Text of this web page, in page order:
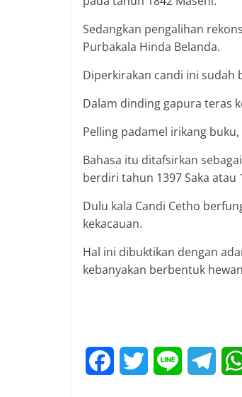
Sedangkan pengalihan
Purbakala Hinda Belanda.
Diperkirakan candi ini sudah
Dalam dinding gapura teras
Pelling padamel irikang
Bahasa itu ditafsirkan
berdiri tahun 1397 Saka atau
Dulu kala Candi Cetho
kekacauan.
Hal ini dibuktikan dengan
kebanyakan berbentuk